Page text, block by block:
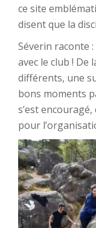
ce site
disent que la
Séverin raconte
avec le club ! De
différents, une
bons moments
s’est
pour